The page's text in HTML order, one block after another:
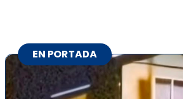
EN PORTADA